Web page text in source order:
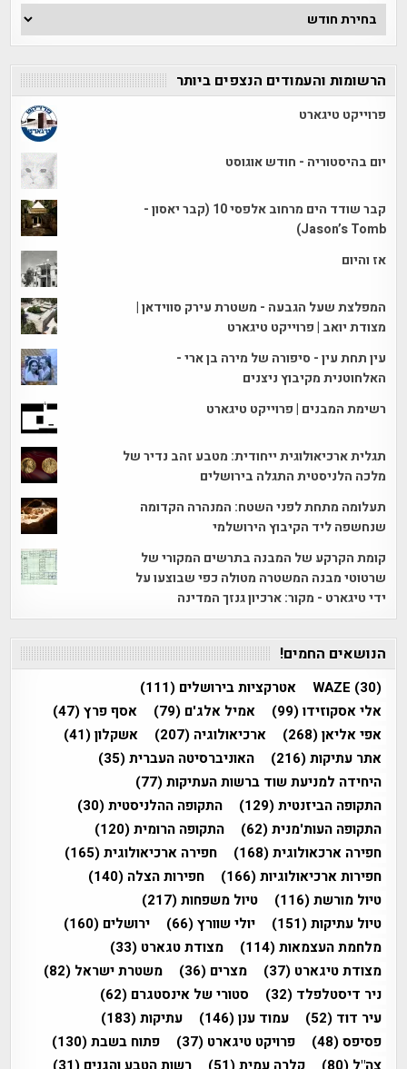
ארכיון
הכתבות
הרשומות והעמודים הנצפים ביותר
פרוייקט טיגארט
יום בהיסטוריה - חודש אוגוסט
קבר שודד הים מרחוב אלפסי 10 (קבר יאסון -
Jason’s Tomb)
אז והיום
המפלצת שעל הגבעה - משטרת עירק סווידאן |
מצודת יואב | פרוייקט טיגארט
עין תחת עין - סיפורה של מירה בן ארי -
האלחוטנית מקיבוץ ניצנים
רשימת המבנים | פרוייקט טיגארט
תגלית ארכיאולוגית ייחודית: מטבע זהב נדיר של
מלכה הלניסטית התגלה בירושלים
תעלומה מתחת לפני השטח: המנהרה הקדומה
שנחשפה ליד הקיבוץ הירושלמי
קומת הקרקע של המבנה בתרשים המקורי של
שרטוטי מבנה המשטרה מטולה כפי שבוצעו על
ידי טיגארט - מקור: ארכיון גנזך המדינה
הנושאים החמים!
WAZE (30) אטרקציות בירושלים (111)
אלי אסקוזידו(99) אמיל אלג'ם (79) אסף פרץ(47)
אפי אליאן(268) ארכיאולוגיה (207) אשקלון(41)
אתר עתיקות(216) האוניברסיטה העברית(35)
היחידה למניעת שוד ברשות העתיקות(77)
התקופה הביזנטית(129) התקופה ההלניסטית(30)
התקופה העות'מנית(62) התקופה הרומית(120)
חפירה ארכאולוגית(168) חפירה ארכיאולוגית(165)
חפירות ארכיאולוגיות(166) חפירות הצלה (140)
טיול מורשת(116) טיול משפחות(217)
טיול עתיקות(151) יולי שוורץ(66) ירושלים (160)
מלחמת העצמאות(114) מצודת טגארט (33)
מצודת טיגארט (37) מצרים (36) משטרת ישראל (82)
ניר דיסטלפלד (32) סטורי של אינסטגרם (62)
עיר דוד (52) עמוד ענן(146) עתיקות(183)
פסיפס(48) פרויקט טיגארט (37) פתוח בשבת(130)
צה"ל (80) קלרה עמית(51) רשות הטבע והגנים (31)